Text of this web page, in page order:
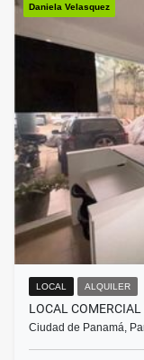
Daniela Velasquez
LOCAL ALQUILER
LOCAL COMERCIAL
Ciudad de Panamá,